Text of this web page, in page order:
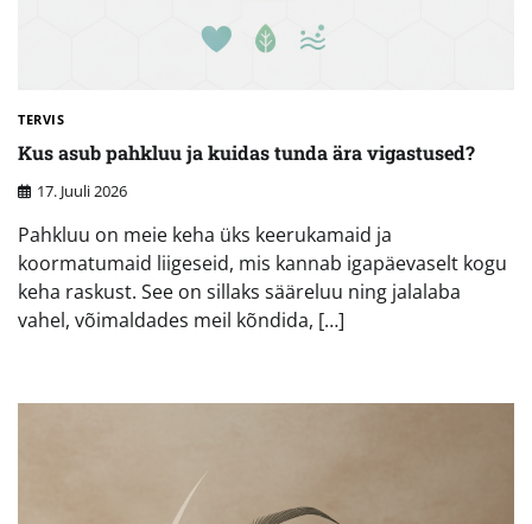
TERVIS
Kus asub pahkluu ja kuidas tunda ära vigastused?
17. Juuli 2026
Pahkluu on meie keha üks keerukamaid ja
koormatumaid liigeseid, mis kannab igapäevaselt kogu
keha raskust. See on sillaks sääreluu ning jalalaba
vahel, võimaldades meil kõndida, […]